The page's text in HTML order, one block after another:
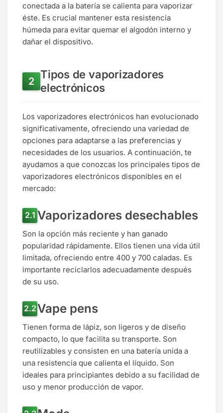
conectada a la batería se calienta para vaporizar
éste. Es crucial mantener esta resistencia
húmeda para evitar quemar el algodón interno y
dañar el dispositivo.
Tipos de vaporizadores
electrónicos
Los vaporizadores electrónicos han evolucionado
significativamente, ofreciendo una variedad de
opciones para adaptarse a las preferencias y
necesidades de los usuarios. A continuación, te
ayudamos a que conozcas los principales tipos de
vaporizadores electrónicos disponibles en el
mercado:
Vaporizadores desechables
Son la opción más reciente y han ganado
popularidad rápidamente. Ellos tienen una vida útil
limitada, ofreciendo entre 400 y 700 caladas. Es
importante reciclarlos adecuadamente después
de su uso.
Vape pens
Tienen forma de lápiz, son ligeros y de diseño
compacto, lo que facilita su transporte. Son
reutilizables y consisten en una batería unida a
una resistencia que calienta el líquido. Son
ideales para principiantes debido a su facilidad de
uso y menor producción de vapor.